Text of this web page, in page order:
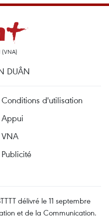
(VNA)
DUÂN
Conditions d'utilisation
Appui
VNA
Publicité
délivré le 11 septembre
et de la Communication.